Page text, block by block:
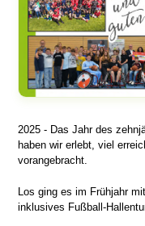
2025 - Das Jahr des
haben wir erlebt, viel
vorangebracht.
Los ging es im Frühjahr
inklusives Fußball-